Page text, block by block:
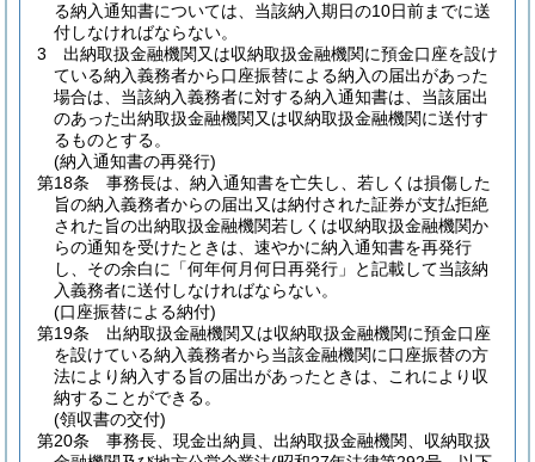
る納入通知書については、当該納入期日の10日前までに送
付しなければならない。
3
出納取扱金融機関又は収納取扱金融機関に預金口座を設け
ている納入義務者から口座振替による納入の届出があった
場合は、当該納入義務者に対する納入通知書は、当該届出
のあった出納取扱金融機関又は収納取扱金融機関に送付す
るものとする。
(納入通知書の再発行)
第18条
事務長は、納入通知書を亡失し、若しくは損傷した
旨の納入義務者からの届出又は納付された証券が支払拒絶
された旨の出納取扱金融機関若しくは収納取扱金融機関か
らの通知を受けたときは、速やかに納入通知書を再発行
し、その余白に「何年何月何日再発行」と記載して当該納
入義務者に送付しなければならない。
(口座振替による納付)
第19条
出納取扱金融機関又は収納取扱金融機関に預金口座
を設けている納入義務者から当該金融機関に口座振替の方
法により納入する旨の届出があったときは、これにより収
納することができる。
(領収書の交付)
第20条
事務長、現金出納員、出納取扱金融機関、収納取扱